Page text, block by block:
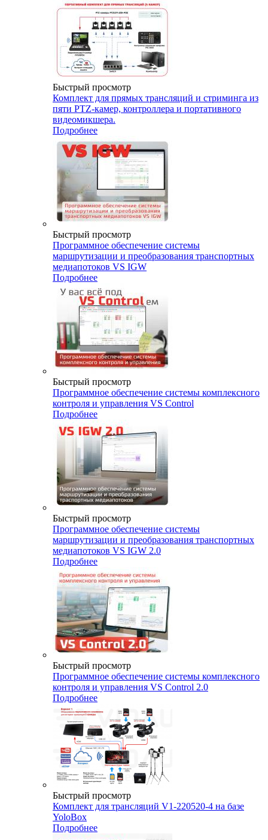
Быстрый просмотр
Комплект для прямых трансляций и стриминга из
пяти PTZ-камер, контроллера и портативного
видеомикшера.
Подробнее
Быстрый просмотр
Программное обеспечение системы
маршрутизации и преобразования транспортных
медиапотоков VS IGW
Подробнее
Быстрый просмотр
Программное обеспечение системы комплексного
контроля и управления VS Control
Подробнее
Быстрый просмотр
Программное обеспечение системы
маршрутизации и преобразования транспортных
медиапотоков VS IGW 2.0
Подробнее
Быстрый просмотр
Программное обеспечение системы комплексного
контроля и управления VS Control 2.0
Подробнее
Быстрый просмотр
Комплект для трансляций V1-220520-4 на базе
YoloBox
Подробнее